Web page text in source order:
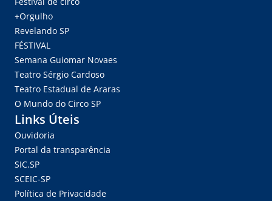
+Orgulho
Revelando SP
FÉSTIVAL
Semana Guiomar Novaes
Teatro Sérgio Cardoso
Teatro Estadual de Araras
O Mundo do Circo SP
Links Úteis
Ouvidoria
Portal da transparência
SIC.SP
SCEIC-SP
Política de Privacidade